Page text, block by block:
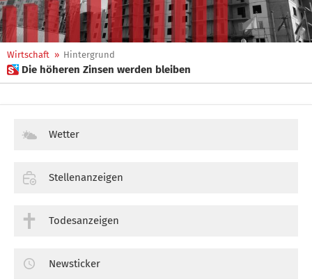
Wirtschaft » Hintergrund
 Die höheren Zinsen werden bleiben
Wetter
Stellenanzeigen
Todesanzeigen
Newsticker